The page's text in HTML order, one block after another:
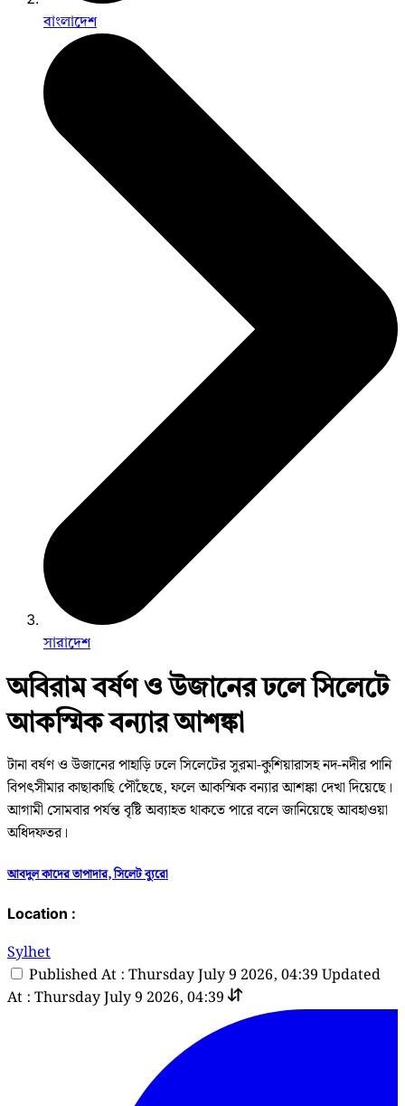
বাংলাদেশ
সারাদেশ
অবিরাম বর্ষণ ও উজানের ঢলে সিলেটে
আকস্মিক বন্যার আশঙ্কা
টানা বর্ষণ ও উজানের পাহাড়ি ঢলে সিলেটের সুরমা-কুশিয়ারাসহ নদ-নদীর পানি
বিপৎসীমার কাছাকাছি পৌঁছেছে, ফলে আকস্মিক বন্যার আশঙ্কা দেখা দিয়েছে।
আগামী সোমবার পর্যন্ত বৃষ্টি অব্যাহত থাকতে পারে বলে জানিয়েছে আবহাওয়া
অধিদফতর।
আবদুল কাদের তাপাদার, সিলেট ব্যুরো
Location :
Sylhet
Published At : Thursday July 9 2026, 04:39 Updated
At : Thursday July 9 2026, 04:39